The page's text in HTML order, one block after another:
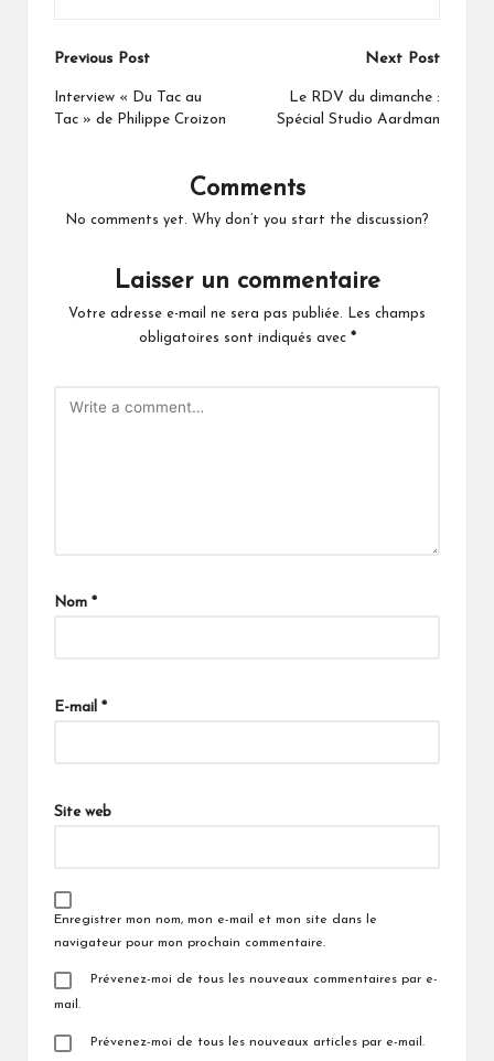
Post
navigation
Previous Post
Interview « Du Tac au
Tac » de Philippe Croizon
Next Post
Le RDV du dimanche :
Spécial Studio Aardman
Comments
No comments yet. Why don’t you start the discussion?
Laisser un commentaire
Votre adresse e-mail ne sera pas publiée.
Les champs
obligatoires sont indiqués avec *
Nom *
E-mail *
Site web
Enregistrer mon nom, mon e-mail et mon site dans le
navigateur pour mon prochain commentaire.
Prévenez-moi de tous les nouveaux commentaires par e-
mail.
Prévenez-moi de tous les nouveaux articles par e-mail.